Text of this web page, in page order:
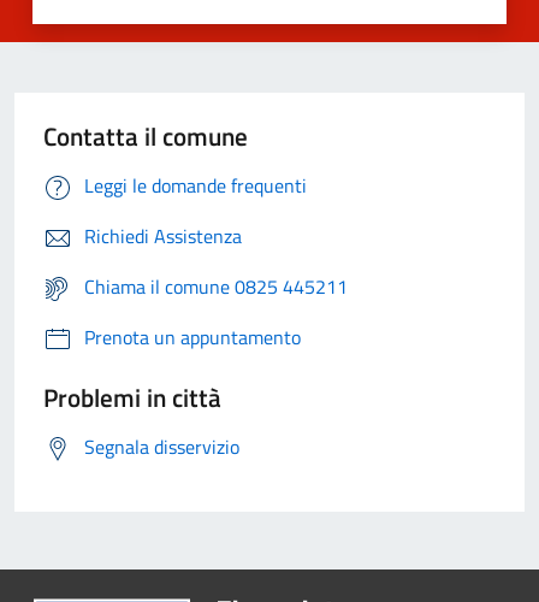
Contatta il comune
Leggi le domande frequenti
Richiedi Assistenza
Chiama il comune 0825 445211
Prenota un appuntamento
Problemi in città
Segnala disservizio